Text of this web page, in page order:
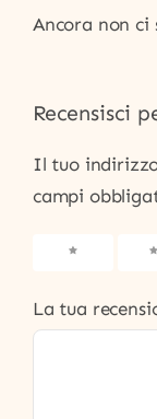
Ancora non ci
Recensisci
Il tuo
campi
La tua